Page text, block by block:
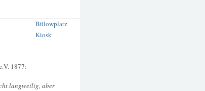
Bülowplatz
Kiosk
1877:
langweilig, aber